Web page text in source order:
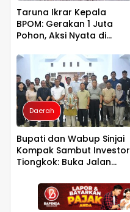
Taruna Ikrar Kepala
BPOM: Gerakan 1 Juta
Pohon, Aksi Nyata di
untuk Kelestarian Bumi
Daerah
Bupati dan Wabup Sinjai
Kompak Sambut Investor
Tiongkok: Buka Jalan